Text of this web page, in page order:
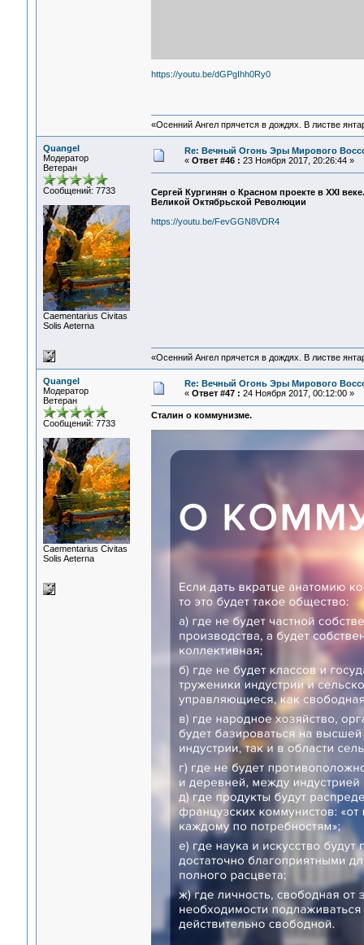
https://youtu.be/dGPgIhh0Ry0
«Осенний Ангел прячется в дождях. В листве
Quangel
Модератор
Ветеран
Сообщений: 7733
Сaementarius Civitas
Solis Aeterna
Re: Вечный Огонь Эры Мирового
« Ответ #46 : 23 Ноября 2017, 20:26:44 »
Сергей Кургинян о Красном проекте в XXI
Великой Октябрьской Революции
https://youtu.be/FevGGN8VDR4
«Осенний Ангел прячется в дождях. В листве
Quangel
Модератор
Ветеран
Сообщений: 7733
Сaementarius Civitas
Solis Aeterna
Re: Вечный Огонь Эры Мирового
« Ответ #47 : 24 Ноября 2017, 00:12:00 »
Сталин о коммунизме.